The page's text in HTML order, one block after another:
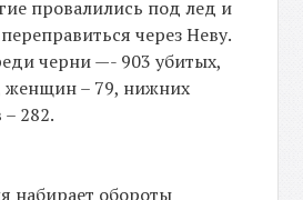
провалились под лед и
через Неву.
черни —- 903 убитых,
женщин – 79, нижних
282.
набирает обороты